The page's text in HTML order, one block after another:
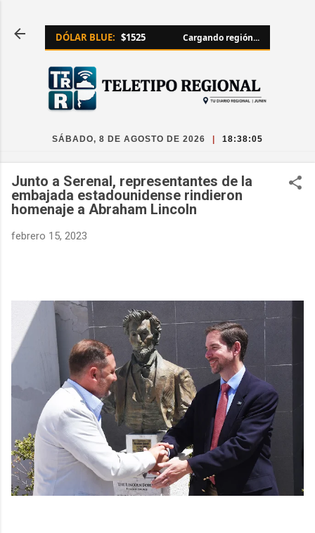
DÓLAR BLUE: $1525 Cargando región...
SÁBADO, 8 DE AGOSTO DE 2026 18:38:06
Junto a Serenal, representantes de la
embajada estadounidense rindieron
homenaje a Abraham Lincoln
febrero 15, 2023